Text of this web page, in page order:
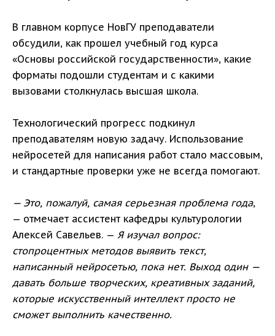
В главном корпусе НовГУ преподаватели
обсудили, как прошел учебный год курса
«Основы российской государственности», какие
форматы подошли студентам и с какими
вызовами столкнулась высшая школа.
Технологический прогресс подкинул
преподавателям новую задачу. Использование
нейросетей для написания работ стало массовым,
и стандартные проверки уже не всегда помогают.
— Это, пожалуй, самая серьезная проблема года,
— отмечает ассистент кафедры культурологии
Алексей Савельев. — Я изучал вопрос:
стопроцентных методов выявить текст,
написанный нейросетью, пока нет. Выход один —
давать больше творческих, креативных заданий,
которые искусственный интеллект просто не
сможет выполнить качественно.